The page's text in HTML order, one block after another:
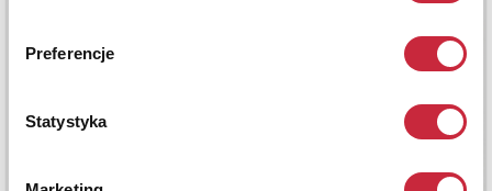
Preferencje
Statystyka